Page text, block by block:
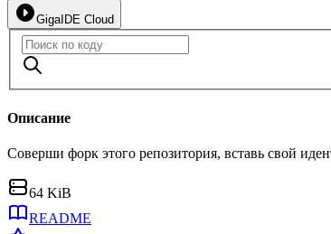
GigaIDE Cloud
Описание
Соверши форк этого репозитория, вставь свой
64 KiB
README